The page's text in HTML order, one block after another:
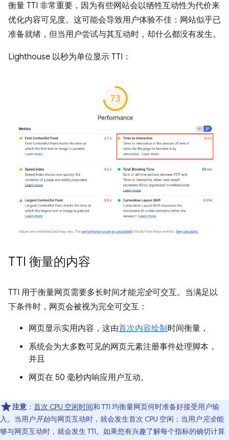
衡量 TTI 非常重要，因为有些网站会以牺牲互动性为代价来
优化内容可见度。这可能会导致用户体验不佳：网站似乎已
准备就绪，但当用户尝试与其互动时，却什么都没有发生。
Lighthouse 以秒为单位显示 TTI：
TTI 衡量的内容
TTI 用于衡量网页需要多长时间才能完全可交互。当满足以
下条件时，网页会被视为完全可交互：
网页显示实用内容，这由首次内容绘制时间衡量，
系统会为大多数可见的网页元素注册事件处理脚本，
并且
网页在 50 毫秒内响应用户互动。
注意 ： 首次 CPU 空闲时间和 TTI 均衡量网页何时准备好接受用户输
入。当用户开始与网页互动时，就会发生首次 CPU 空闲；当用户完全能
够与网页互动时，就会发生 TTI。如果您有兴趣了解每个指标的确切计算